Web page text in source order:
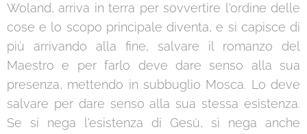
Woland, arriva in terra per sovvertire l'ordine delle
cose e lo scopo principale diventa, e si capisce di
più arrivando alla fine, salvare il romanzo del
Maestro e per farlo deve dare senso alla sua
presenza, mettendo in subbuglio Mosca. Lo deve
salvare per dare senso alla sua stessa esistenza.
Se si nega l'esistenza di Gesù, si nega anche